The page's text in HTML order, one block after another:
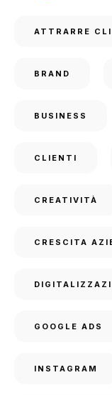
ATTRARRE
BRAND
BUSINESS
CLIENTI
CREATIVITÀ
CRESCITA
GOOGLE ADS
INSTAGRAM